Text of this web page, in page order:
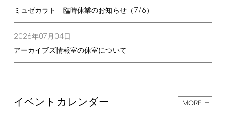
ミュゼカラト 臨時休業のお知らせ（7/6）
2026年07月 04日
アーカイブズ情報室の休室について
イベントカレンダー MORE